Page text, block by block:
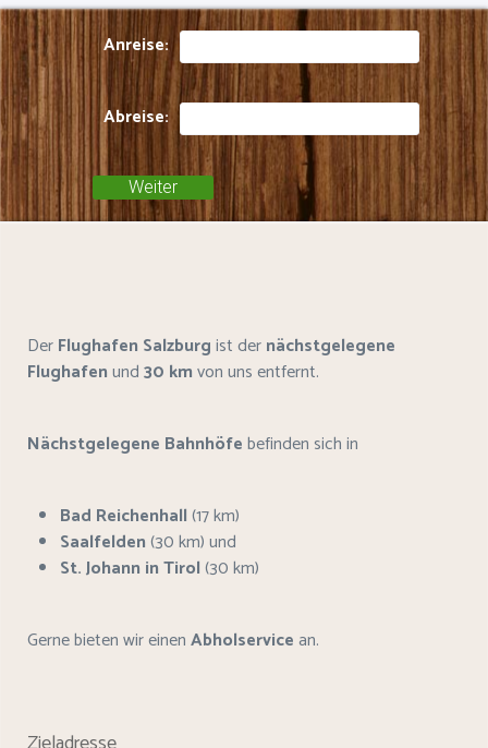
Anreise:
Abreise:
DerFlughafen Salzburgist dernächstgelegene
Flughafenund30 kmvon uns entfernt.
Nächstgelegene Bahnhöfebefinden sich in
Bad Reichenhall(17 km)
Saalfelden(30 km) und
St. Johann in Tirol(30 km)
Gerne bieten wir einenAbholservicean.